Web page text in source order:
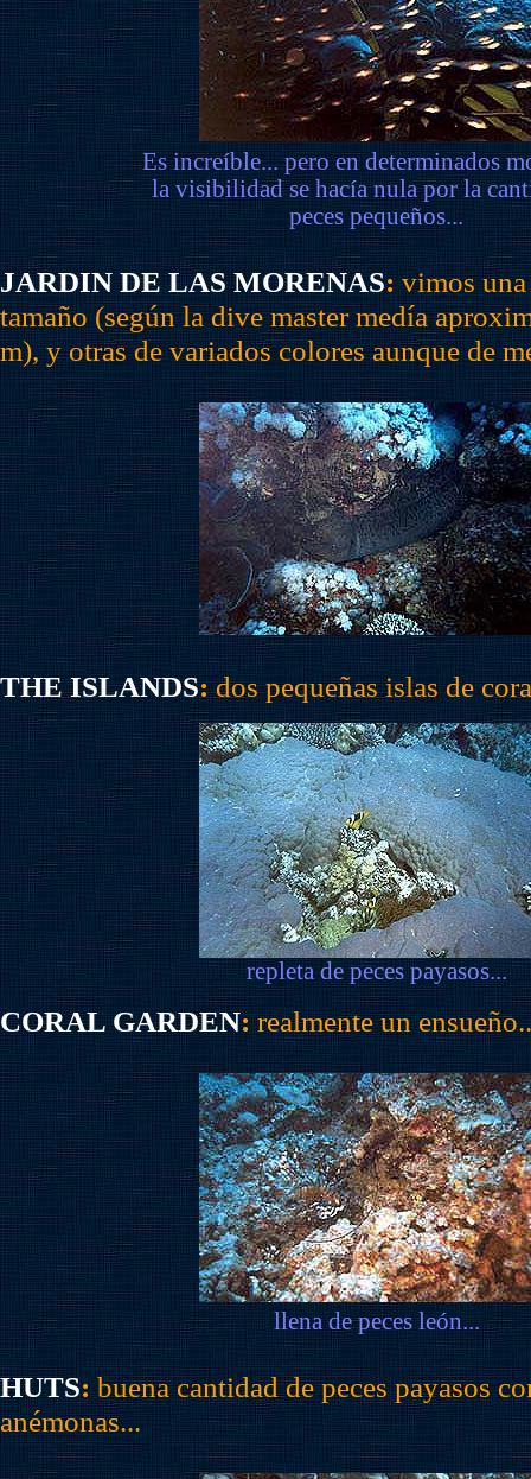
Es increíble... pero en determinados
la visibilidad se hacía nula por la
peces pequeños...
JARDIN DE LAS MORENAS:vimos
tamaño (según la dive master medía
m), y otras de variados colores aunque de
THE ISLANDS:dos pequeñas islas de
repleta de peces payasos...
CORAL GARDEN:realmente un
llena de peces león...
HUTS: buena cantidad de peces payasos
anémonas...